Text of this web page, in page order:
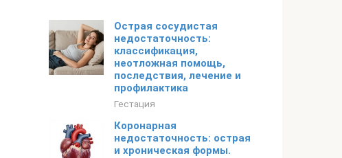
Острая сосудистая
недостаточность:
классификация,
неотложная помощь,
последствия, лечение и
профилактика
Гестация
Коронарная
недостаточность: острая
и хроническая формы.